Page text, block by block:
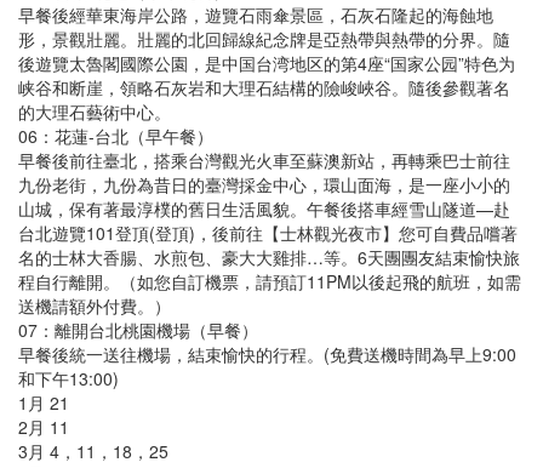
早餐後經華東海岸公路，遊覽石雨傘景區，石灰石隆起的海蝕地
形，景觀壯麗。壯麗的北回歸線紀念牌是亞熱帶與熱帶的分界。隨
後遊覽太魯閣國際公園，是中国台湾地区的第4座“国家公园”特色为
峡谷和断崖，領略石灰岩和大理石結構的險峻峽谷。隨後參觀著名
的大理石藝術中心。
06：花蓮-台北（早午餐）
早餐後前往臺北，搭乘台灣觀光火車至蘇澳新站，再轉乘巴士前往
九份老街，九份為昔日的臺灣採金中心，環山面海，是一座小小的
山城，保有著最淳樸的舊日生活風貌。午餐後搭車經雪山隧道—赴
台北遊覽101登頂(登頂)，後前往【士林觀光夜市】您可自費品嚐著
名的士林大香腸、水煎包、豪大大雞排…等。6天團團友結束愉快旅
程自行離開。（如您自訂機票，請預訂11PM以後起飛的航班，如需
送機請額外付費。）
07：離開台北桃園機場（早餐）
早餐後統一送往機場，結束愉快的行程。(免費送機時間為早上9:00
和下午13:00)
1月 21
2月 11
3月 4，11，18，25